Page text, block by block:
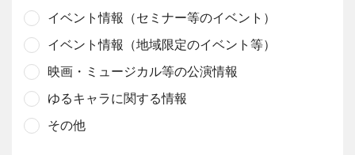
イベント情報（セミナー等のイベント）
イベント情報（地域限定のイベント等）
映画・ミュージカル等の公演情報
ゆるキャラに関する情報
その他